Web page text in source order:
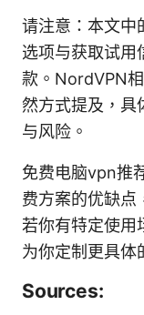
请注意：本文中
选项与获取试用
款。NordVPN
然方式提及，具
与风险。
免费电脑vpn推
费方案的优缺点
若你有特定使用
为你定制更具体
Sources: